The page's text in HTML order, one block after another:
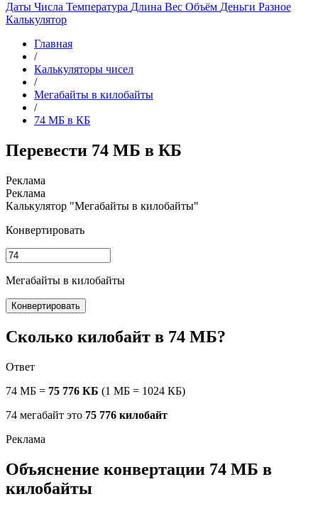
Даты Числа Температура Длина Вес Объём Деньги Разное
Калькулятор
Главная
/
Калькуляторы чисел
/
Мегабайты в килобайты
/
74 МБ в КБ
Перевести 74 МБ в КБ
Калькулятор "Мегабайты в килобайты"
Конвертировать
Мегабайты в килобайты
Конвертировать
Сколько килобайт в 74 МБ?
Ответ
74 МБ = 75 776 КБ (1 МБ = 1024 КБ)
74 мегабайт это 75 776 килобайт
Объяснение конвертации 74 МБ в
килобайты